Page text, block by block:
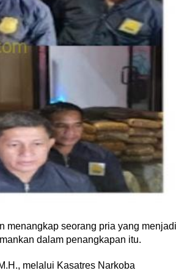
menangkap seorang pria yang menjadi
dalam penangkapan itu.
melalui Kasatres Narkoba